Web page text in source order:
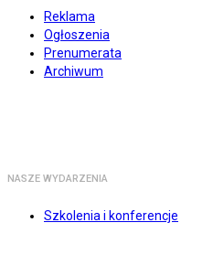
Reklama
Ogłoszenia
Prenumerata
Archiwum
NASZE WYDARZENIA
Szkolenia i konferencje